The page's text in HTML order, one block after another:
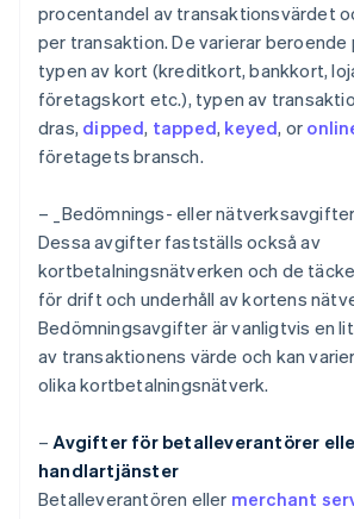
procentandel av transaktionsvärdet
per transaktion. De varierar
typen av kort (kreditkort, bankkort,
företagskort etc.), typen av
dras, dipped, tapped, keyed, or
företagets bransch.
– _ Bedömnings- eller nätverksavgifter
Dessa avgifter fastställs också av
kortbetalningsnätverken och de
för drift och underhåll av kortens
Bedömningsavgifter är vanligtvis en
av transaktionens värde och kan
olika kortbetalningsnätverk.
–Avgifter för betalleverantörer
handlartjänster
Betalleverantören eller merchant